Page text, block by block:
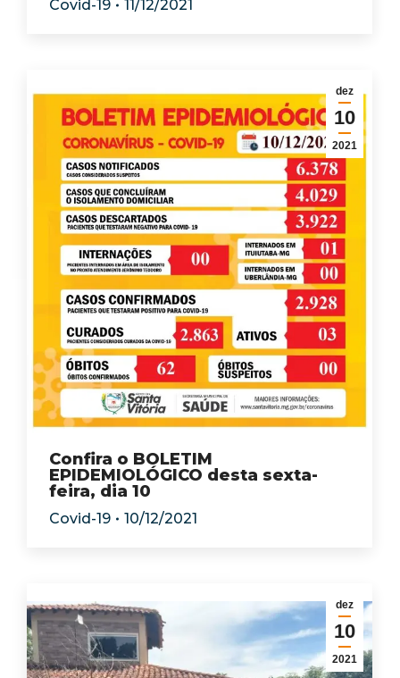
Covid-19 11/12/2021
dez
10
2021
Confira o BOLETIM
EPIDEMIOLÓGICO desta sexta-
feira, dia 10
Covid-19 10/12/2021
dez
10
2021